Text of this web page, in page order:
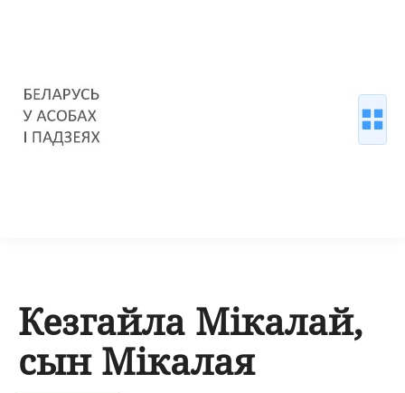
Кезгайла Мікалай,
сын Мікалая